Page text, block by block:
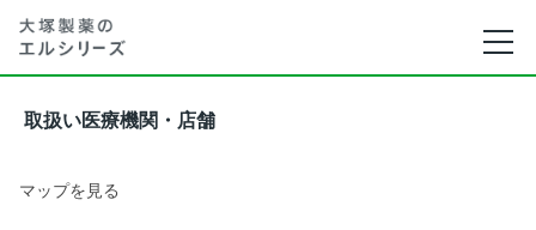
取扱い医療機関・店舗
マップを見る